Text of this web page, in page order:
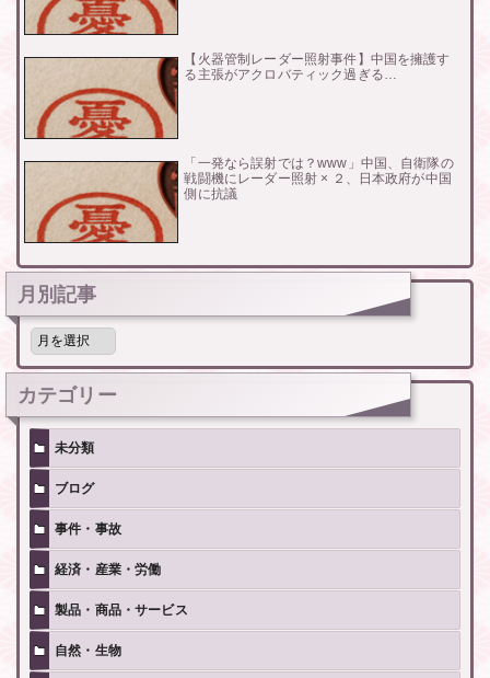
【火器管制レーダー照射事件】中国を擁護す
る主張がアクロバティック過ぎる…
「一発なら誤射では？www」中国、自衛隊の
戦闘機にレーダー照射 × ２、日本政府が中国
側に抗議
月別記事
月
記
事
カテゴリー
未分類
ブログ
事件・事故
経済・産業・労働
製品・商品・サービス
自然・生物